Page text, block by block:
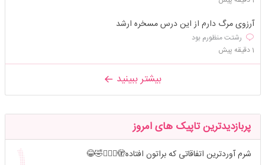
آرزوی مرگ دارم از این درس مسخره ارشد
رشتت منظورم بود
1 دقیقه پیش
بیشتر ببینید
پربازدیدترین تاپیک های امروز
شرم آوردترین اتفاقاتی که براتون افتاده🫣🤦🏻‍♀️🤣😂